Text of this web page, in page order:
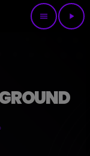
menu play_arrow